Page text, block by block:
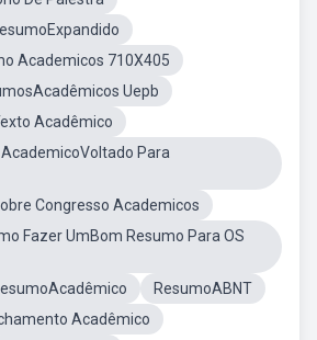
Academicos 710X405
Uepb
Acadêmico
AcademicoVoltado Para
Congresso Academicos
Fazer UmBom Resumo Para OS
ResumoABNT
Acadêmico